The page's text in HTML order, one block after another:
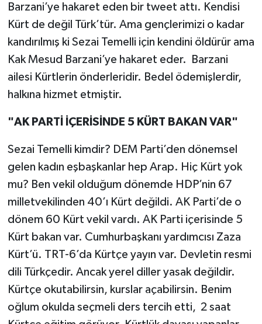
Barzani’ye hakaret eden bir tweet attı. Kendisi
Kürt de değil Türk’tür. Ama gençlerimizi o kadar
kandırılmış ki Sezai Temelli için kendini öldürür ama
Kak Mesud Barzani’ye hakaret eder. Barzani
ailesi Kürtlerin önderleridir. Bedel ödemişlerdir,
halkına hizmet etmiştir.
"AK PARTİ İÇERİSİNDE 5 KÜRT BAKAN VAR"
Sezai Temelli kimdir? DEM Parti’den dönemsel
gelen kadın eşbaşkanlar hep Arap. Hiç Kürt yok
mu? Ben vekil olduğum dönemde HDP’nin 67
milletvekilinden 40’ı Kürt değildi. AK Parti’de o
dönem 60 Kürt vekil vardı. AK Parti içerisinde 5
Kürt bakan var. Cumhurbaşkanı yardımcısı Zaza
Kürt’ü. TRT-6’da Kürtçe yayın var. Devletin resmi
dili Türkçedir. Ancak yerel diller yasak değildir.
Kürtçe okutabilirsin, kurslar açabilirsin. Benim
oğlum okulda seçmeli ders tercih etti, 2 saat